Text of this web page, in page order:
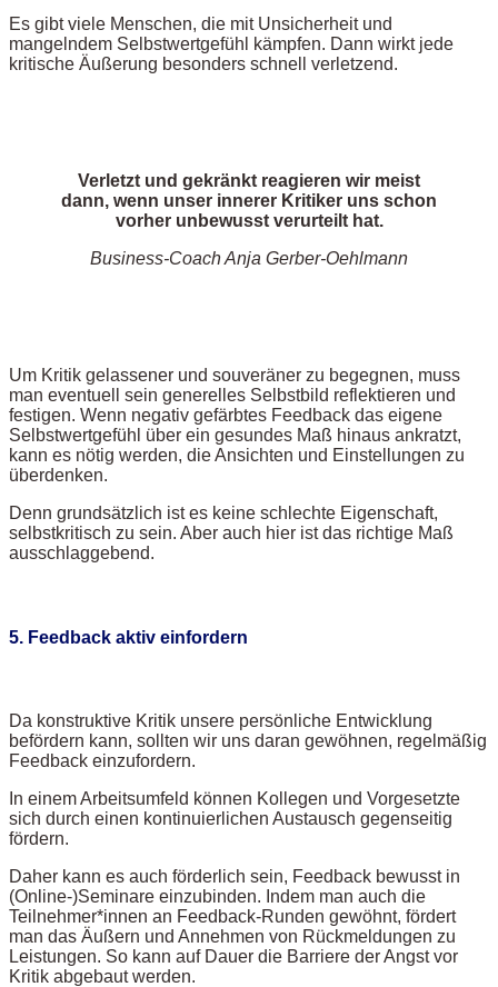
Es gibt viele Menschen, die mit Unsicherheit und
mangelndem Selbstwertgefühl kämpfen. Dann wirkt jede
kritische Äußerung besonders schnell verletzend.
Verletzt und gekränkt reagieren wir meist
dann, wenn unser innerer Kritiker uns schon
vorher unbewusst verurteilt hat.
Business-Coach Anja Gerber-Oehlmann
Um Kritik gelassener und souveräner zu begegnen, muss
man eventuell sein generelles Selbstbild reflektieren und
festigen. Wenn negativ gefärbtes Feedback das eigene
Selbstwertgefühl über ein gesundes Maß hinaus ankratzt,
kann es nötig werden, die Ansichten und Einstellungen zu
überdenken.
Denn grundsätzlich ist es keine schlechte Eigenschaft,
selbstkritisch zu sein. Aber auch hier ist das richtige Maß
ausschlaggebend.
5. Feedback aktiv einfordern
Da konstruktive Kritik unsere persönliche Entwicklung
befördern kann, sollten wir uns daran gewöhnen, regelmäßig
Feedback einzufordern.
In einem Arbeitsumfeld können Kollegen und Vorgesetzte
sich durch einen kontinuierlichen Austausch gegenseitig
fördern.
Daher kann es auch förderlich sein, Feedback bewusst in
(Online-)Seminare einzubinden. Indem man auch die
Teilnehmer*innen an Feedback-Runden gewöhnt, fördert
man das Äußern und Annehmen von Rückmeldungen zu
Leistungen. So kann auf Dauer die Barriere der Angst vor
Kritik abgebaut werden.